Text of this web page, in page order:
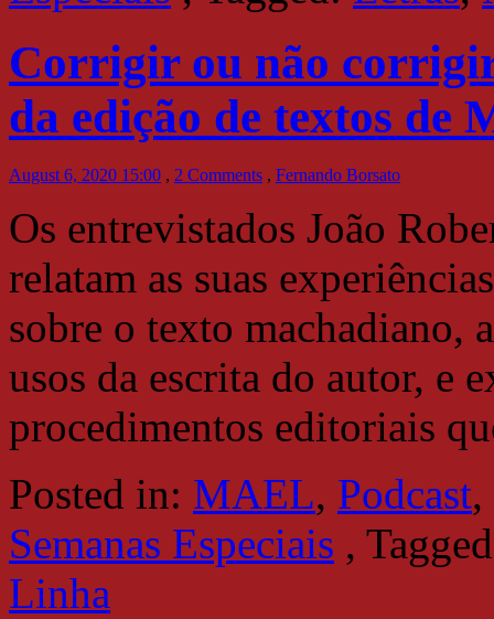
Corrigir ou não
da edição de textos de
August 6, 2020 15:00 , 2 Comments , Fernando Borsato
Os entrevistados João
relatam as suas
sobre o texto machadiano,
usos da escrita do autor, e
procedimentos editoriais
Posted in: MAEL, Podcast,
Semanas Especiais ,
Linha